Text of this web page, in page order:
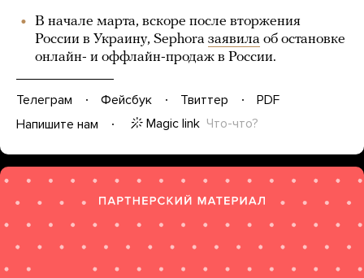
В начале марта, вскоре после вторжения
России в Украину, Sephora заявила об остановке
онлайн- и оффлайн-продаж в России.
Телеграм Фейсбук Твиттер
PDF
Напишите нам
Magic link Что-что?